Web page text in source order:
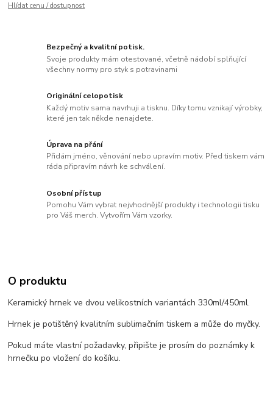
Hlídat cenu / dostupnost
Bezpečný a kvalitní potisk.
Svoje produkty mám otestované, včetně nádobí splňující
všechny normy pro styk s potravinami
Originální celopotisk
Každý motiv sama navrhuji a tisknu. Díky tomu vznikají výrobky,
které jen tak někde nenajdete.
Úprava na přání
Přidám jméno, věnování nebo upravím motiv. Před tiskem vám
ráda připravím návrh ke schválení.
Osobní přístup
Pomohu Vám vybrat nejvhodnější produkty i technologii tisku
pro Váš merch. Vytvořím Vám vzorky.
O produktu
Keramický hrnek ve dvou velikostních variantách 330ml/450ml.
Hrnek je potištěný kvalitním sublimačním tiskem a může do myčky.
Pokud máte vlastní požadavky, připište je prosím do poznámky k
hrnečku po vložení do košíku.